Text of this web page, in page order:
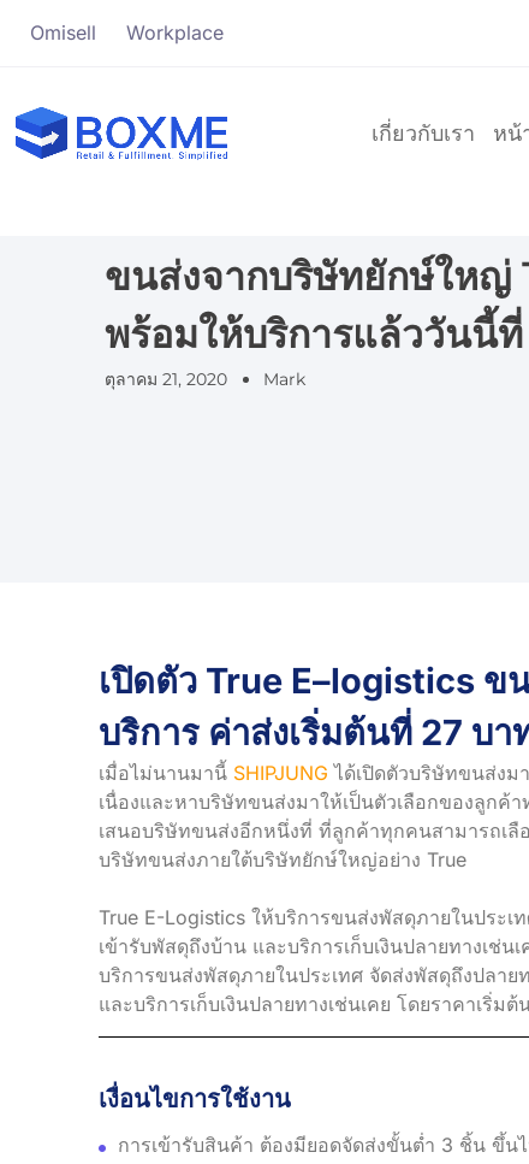
Omisell Workplace
เกี่ยวกับเรา หน้
ขนส่งจากบริษัทยักษ์ใหญ่
พร้อมให้บริการแล้ววันนี้ที่
ตุลาคม 21, 2020 Mark
เปิดตัว True E–logistics ข
บริการ ค่าส่งเริ่มต้นที่ 27 บา
เมื่อไม่นานมานี้ SHIPJUNG ได้เปิดตัวบริษัทขนส่งม
เนื่องและหาบริษัทขนส่งมาให้เป็นตัวเลือกของลูกค้
เสนอบริษัทขนส่งอีกหนึ่งที่ ที่ลูกค้าทุกคนสามารถเลื
บริษัทขนส่งภายใต้บริษัทยักษ์ใหญ่อย่าง True
True E-Logistics ให้บริการขนส่งพัสดุภายในประ
เข้ารับพัสดุถึงบ้าน และบริการเก็บเงินปลายทางเช่น
บริการขนส่งพัสดุภายในประเทศ จัดส่งพัสดุถึงปลา
และบริการเก็บเงินปลายทางเช่นเคย โดยราคาเริ่ม
เงื่อนไขการใช้งาน
การเข้ารับสินค้า ต้องมียอดจัดส่งขั้นต่ำ 3 ชิ้น ขึ้น